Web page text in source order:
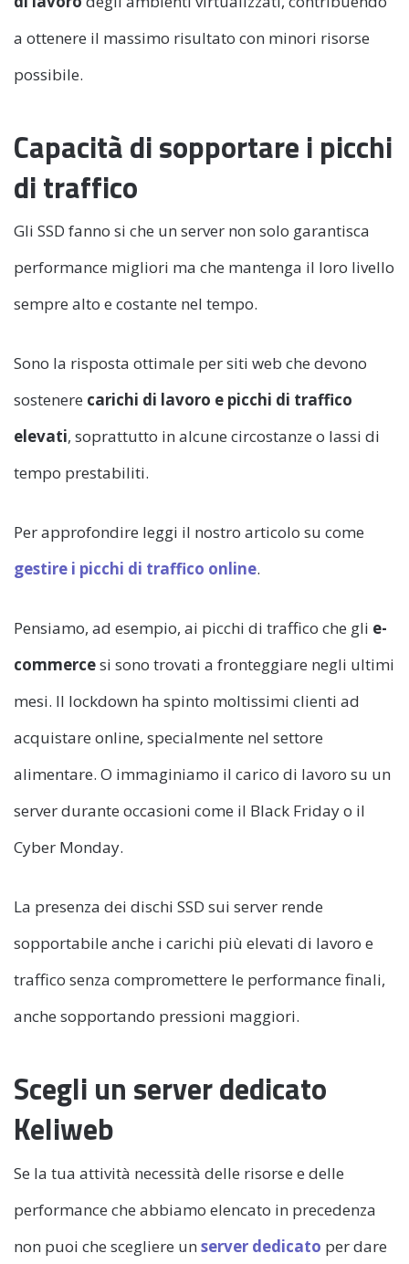
a ottenere il massimo risultato con minori risorse
possibile.
Capacità di sopportare i picchi
di traffico
Gli SSD fanno si che un server non solo garantisca
performance migliori ma che mantenga il loro livello
sempre alto e costante nel tempo.
Sono la risposta ottimale per siti web che devono
sostenere carichi di lavoro e picchi di traffico
elevati, soprattutto in alcune circostanze o lassi di
tempo prestabiliti.
Per approfondire leggi il nostro articolo su come
gestire i picchi di traffico online.
Pensiamo, ad esempio, ai picchi di traffico che gli e-
commercesi sono trovati a fronteggiare negli ultimi
mesi. Il lockdown ha spinto moltissimi clienti ad
acquistare online, specialmente nel settore
alimentare. O immaginiamo il carico di lavoro su un
server durante occasioni come il Black Friday o il
Cyber Monday.
La presenza dei dischi SSD sui server rende
sopportabile anche i carichi più elevati di lavoro e
traffico senza compromettere le performance finali,
anche sopportando pressioni maggiori.
Scegli un server dedicato
Keliweb
Se la tua attività necessità delle risorse e delle
performance che abbiamo elencato in precedenza
non puoi che scegliere un server dedicato per dare